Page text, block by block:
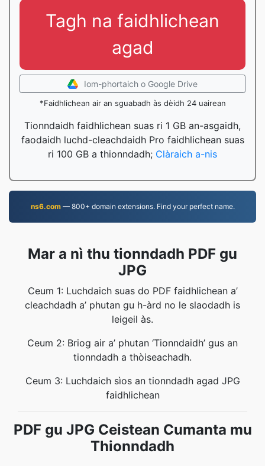
Tagh na faidhlichean
agad
Iom-phortaich o Google Drive
*Faidhlichean air an sguabadh às dèidh 24 uairean
Tionndaidh faidhlichean suas ri 1 GB an-asgaidh,
faodaidh luchd-cleachdaidh Pro faidhlichean suas
ri 100 GB a thionndadh; Clàraich a-nis
ns6.com— 800+ domain extensions. Find your perfect name.
Mar a nì thu tionndadh PDF gu
JPG
Ceum 1: Luchdaich suas do PDF faidhlichean a’
cleachdadh a’ phutan gu h-àrd no le slaodadh is
leigeil às.
Ceum 2: Briog air a’ phutan ‘Tionndaidh’ gus an
tionndadh a thòiseachadh.
Ceum 3: Luchdaich sìos an tionndadh agad JPG
faidhlichean
PDF gu JPG Ceistean Cumanta mu
Thionndadh